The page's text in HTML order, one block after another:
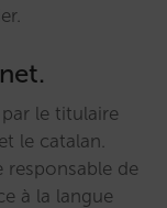
le titulaire
le catalan.
responsable de
à la langue